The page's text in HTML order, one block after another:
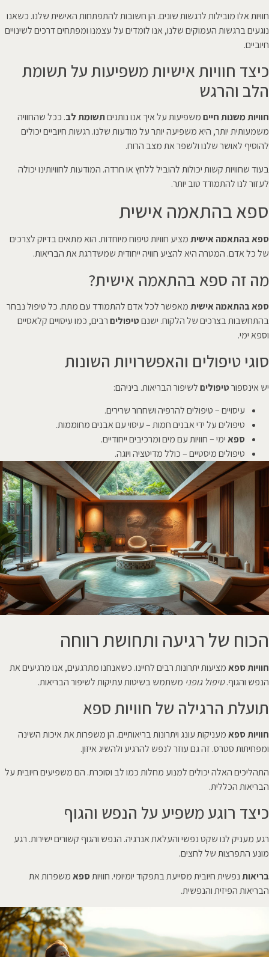
חוויות אלו מובילות לרגשות שונים. הן חשובות להתפתחות האישית שלנו. כשאנו
נוגעים ברגשות העמוקים שלנו, אנו לומדים על עצמנו ומפתחים דרכים לשינויים
חיוביים.
כיצד חוויות אישיות משפיעות על תשומת
הלב והרגש
חוויות משנות חייםמשפיעות על איך אנו נותניםתשומת לב. ככל שהחוויה
משמעותית יותר, היא משפיעה יותר על מודעות שלנו. רגשות חיוביים יכולים
להוסיף לאושר שלנו ולשפר את מצב הרוח.
בעוד שחוויות קשות יכולות להוביל ללחץ או חרדה. המודעות לחוויותינו יכולה
לעזור לנו להתמודד טוב יותר.
ספא בהתאמה אישית
ספא בהתאמה אישיתמציע חוויות טיפוח מיוחדות. הוא מתאים בדיוק לצרכים
של כל אדם. המטרה היא להציע חוויה ייחודית שמשדרגת את הבריאות.
מה זה ספא בהתאמה אישית?
ספא בהתאמה אישיתמאפשר לכל אדם להתמודד עם מתח. כל טיפול נבחר
בהתחשבות בצרכים של הלקוח. ישנםטיפוליםרבים, כמו עיסויים קלאסיים
וספא ימי.
סוגי טיפולים והאפשרויות השונות
יש אינספורטיפוליםלשיפור הבריאות. ביניהם:
עיסויים – טיפולים להרפיה ושחרור שרירים.
טיפולים על ידי אבנים חמות – עיסוי עם אבנים מחוממות.
ספאימי – חוויות עם מים ומרכיבים ייחודיים.
טיפולים מיסטיים – כולל מדיטציה ויוגה.
הכוח של רגיעה ותחושת רווחה
חוויות ספאמציעות יתרונות רבים לחיינו. כשאנחנו מתרגעים, אנו מרגיעים את
הנפש והגוף.טיפול גופני משתמש בשיטות עתיקות לשיפור הבריאות.
תועלת הרגילה של חוויות ספא
חוויות ספאמעניקות עונג ויתרונות בריאותיים. הן משפרות את איכות השינה
ומפחיתות סטרס. זה גם עוזר לנפש להרגיע ולהשיג איזון.
התהליכים האלה יכולים למנוע מחלות כמו לב וסוכרת. הם משפיעים חיובית על
הבריאות הכללית.
כיצד רוגע משפיע על הנפש והגוף
רגע מעניק לנו שקט נפשי והעלאת אנרגיה. הנפש והגוף קשורים ישירות. רגע
מונע התפרצות של לחצים.
בריאותנפשית חיובית מסייעת בתפקוד יומיומי. חוויותספאמשפרות את
הבריאות הפיזית והנפשית.